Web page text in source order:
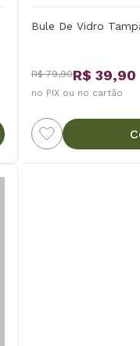
Bule De Vidro
R$ 79,90R$ 39,90
no PIX ou no cartão